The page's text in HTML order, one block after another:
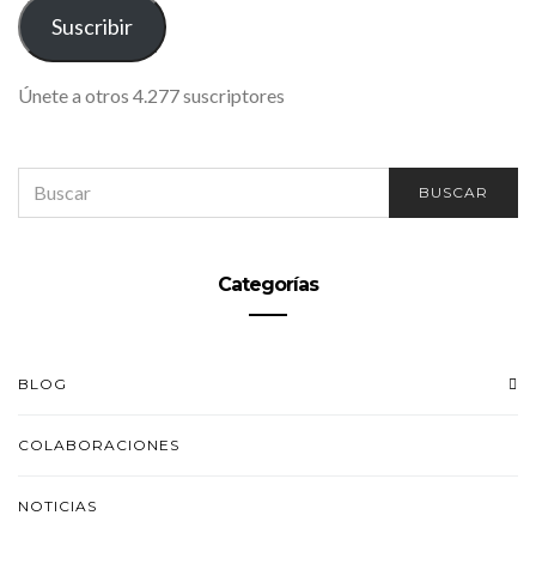
ELECTRÓNICO
Suscribir
Únete a otros 4.277 suscriptores
FOR:
BUSCAR
Categorías
BLOG
COLABORACIONES
NOTICIAS